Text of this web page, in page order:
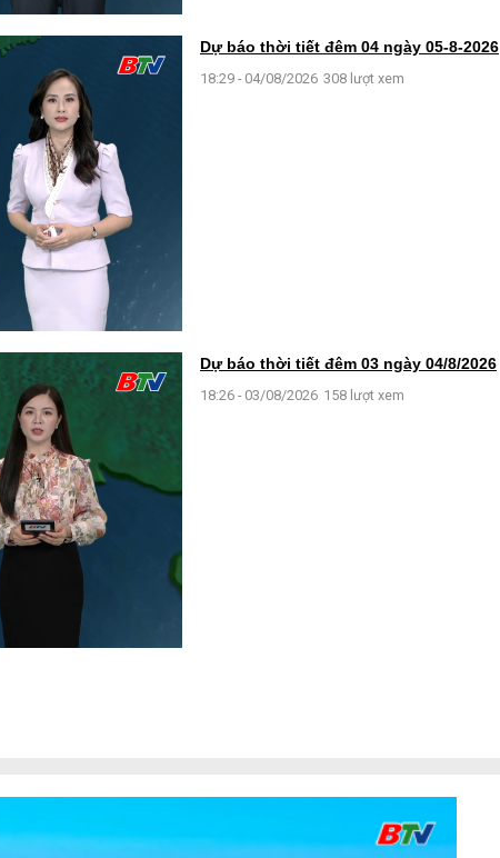
Dự báo thời tiết đêm 04 ngày 05-8-2026
18:29 - 04/08/2026 308 lượt xem
Dự báo thời tiết đêm 03 ngày 04/8/2026
18:26 - 03/08/2026 158 lượt xem